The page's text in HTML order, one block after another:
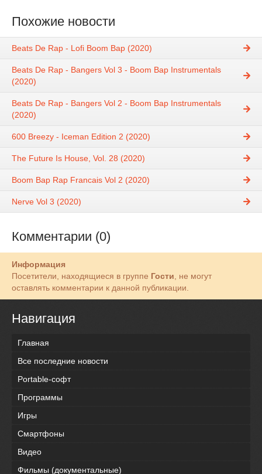
Похожие новости
Beats De Rap - Lofi Boom Bap (2020)
Beats De Rap - Bangers Vol 3 - Boom Bap Instrumentals
(2020)
Beats De Rap - Bangers Vol 2 - Boom Bap Instrumentals
(2020)
600 Breezy - Iceman Edition 2 (2020)
The Future Is House, Vol. 28 (2020)
Boom Bap Rap Francais Vol 2 (2020)
Nerve Vol 3 (2020)
Комментарии (0)
Информация
Посетители, находящиеся в группе Гости , не могут
оставлять комментарии к данной публикации.
Навигация
Главная
Все последние новости
Portable-софт
Программы
Игры
Смартфоны
Видео
Фильмы (документальные)